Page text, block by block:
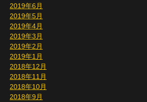
2019年6月
2019年5月
2019年4月
2019年3月
2019年2月
2019年1月
2018年12月
2018年11月
2018年10月
2018年9月